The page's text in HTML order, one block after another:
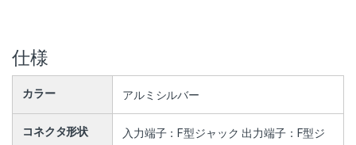
仕様
カラー アルミシルバー
コネクタ形状
入力端子：F型ジャック 出力端子：F型ジ